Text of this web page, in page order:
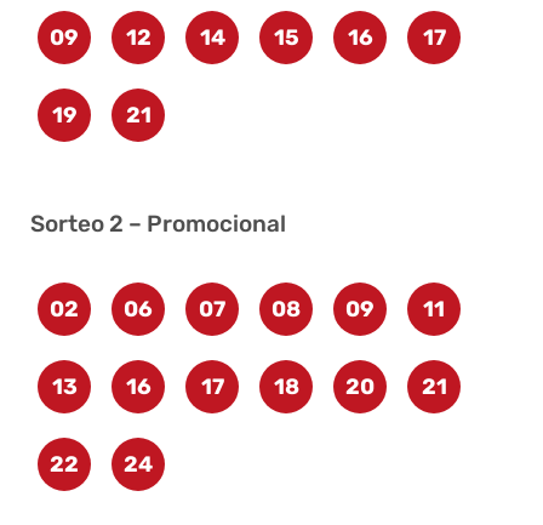
09 12 14 15 16 17
19 21
Sorteo 2 – Promocional
02 06 07 08 09 11
13 16 17 18 20 21
22 24